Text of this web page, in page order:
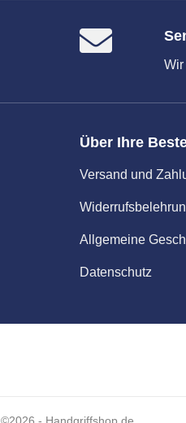
Wir
Über Ihre
Versand und
Allgemeine
Datenschutz
©2026 - Handgriffshop.de